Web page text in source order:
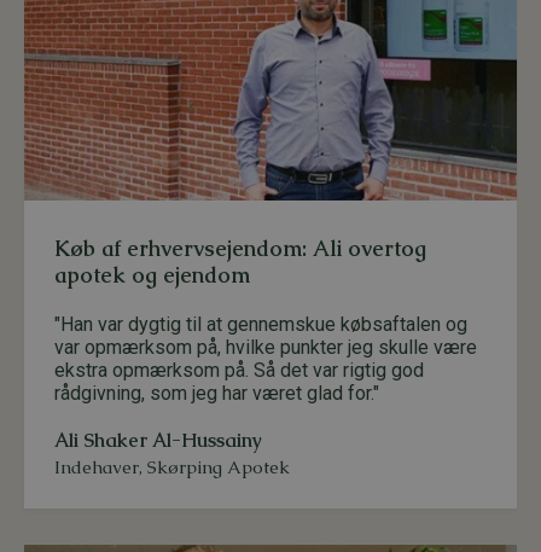
Køb af erhvervsejendom: Ali overtog
apotek og ejendom
"Han var dygtig til at gennemskue købsaftalen og
var opmærksom på, hvilke punkter jeg skulle være
ekstra opmærksom på. Så det var rigtig god
rådgivning, som jeg har været glad for."
Ali Shaker Al-Hussainy
Indehaver, Skørping Apotek